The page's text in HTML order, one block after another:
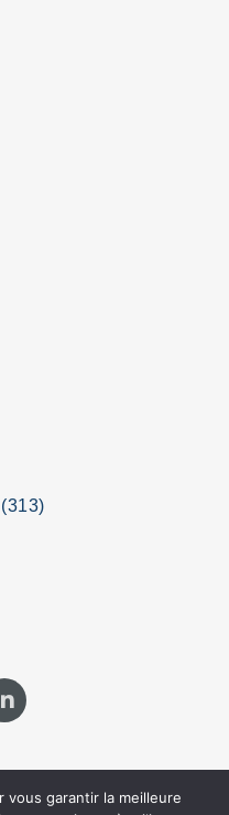
(313)
vous garantir la meilleure